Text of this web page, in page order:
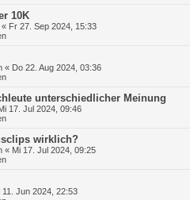
10K
« Fr 27. Sep 2024, 15:33
« Do 22. Aug 2024, 03:36
unterschiedlicher Meinung
17. Jul 2024, 09:46
wirklich?
« Mi 17. Jul 2024, 09:25
11. Jun 2024, 22:53